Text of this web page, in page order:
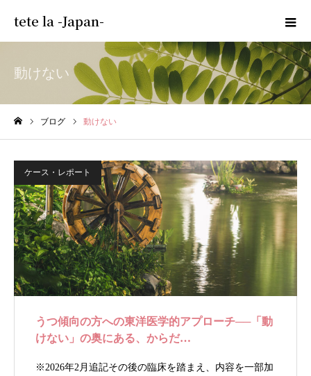
tete la -Japan-
動けない
ブログ 動けない
ケース・レポート
うつ傾向の方への東洋医学的アプローチ──「動
けない」の奥にある、からだ…
※2026年2月追記その後の臨床を踏まえ、内容を一部加